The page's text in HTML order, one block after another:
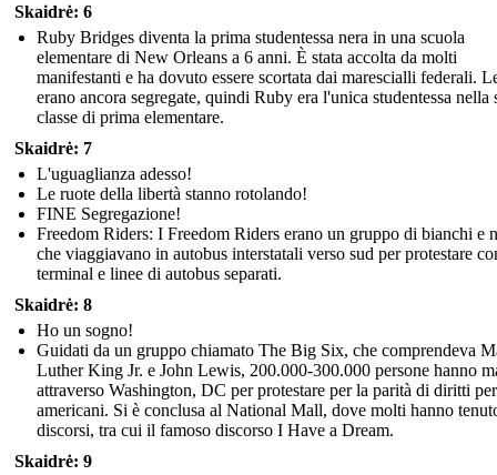
Skaidrė: 6
Ruby Bridges diventa la prima studentessa nera in una scuola
elementare di New Orleans a 6 anni. È stata accolta da molti
manifestanti e ha dovuto essere scortata dai marescialli federali.
erano ancora segregate, quindi Ruby era l'unica studentessa nella
classe di prima elementare.
Skaidrė: 7
L'uguaglianza adesso!
Le ruote della libertà stanno rotolando!
FINE Segregazione!
Freedom Riders: I Freedom Riders erano un gruppo di bianchi e
che viaggiavano in autobus interstatali verso sud per protestare
terminal e linee di autobus separati.
Skaidrė: 8
Ho un sogno!
Guidati da un gruppo chiamato The Big Six, che comprendeva
Luther King Jr. e John Lewis, 200.000-300.000 persone hanno
attraverso Washington, DC per protestare per la parità di diritti
americani. Si è conclusa al National Mall, dove molti hanno
discorsi, tra cui il famoso discorso I Have a Dream.
Skaidrė: 9